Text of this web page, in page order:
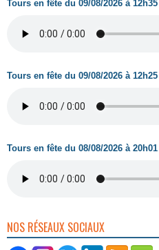
Tours en fête du 09/08/2026 à 12h35
Tours en fête du 09/08/2026 à 12h25
Tours en fête du 08/08/2026 à 20h01
NOS RÉSEAUX SOCIAUX